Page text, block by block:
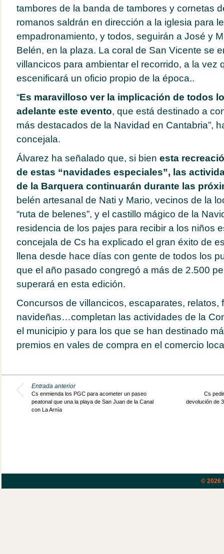
tambores de la banda de tambores y cornetas
romanos saldrán en dirección a la iglesia para
empadronamiento, y todos, seguirán a José y
Belén, en la plaza. La coral de San Vicente se
villancicos para ambientar el recorrido, a la vez
escenificará un oficio propio de la época..
“Es maravilloso ver la implicación de todos
adelante este evento, que está destinado a
más destacados de la Navidad en Cantabria”,
concejala.
Álvarez ha señalado que, si bien esta
de estas “navidades especiales”, las
de la Barquera continuarán durante las
belén artesanal de Nati y Mario, vecinos de la
“ruta de belenes”, y el castillo mágico de la
residencia de los pajes para recibir a los niños
concejala de Cs ha explicado el gran éxito de
llena desde hace días con gente de todos los
que el año pasado congregó a más de 2.500
superará en esta edición.
Concursos de villancicos, escaparates, relatos,
navideñas…completan las actividades de la
el municipio y para los que se han destinado
premios en vales de compra en el comercio
Entrada anterior
Cs enmienda los PGC para acometer un paseo
peatonal que una la playa de San Juan de la Canal
con La Arnía
Cs
devolución de
© 2026